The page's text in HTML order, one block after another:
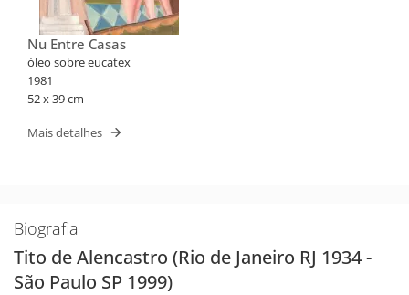
Nu Entre Casas
óleo sobre eucatex
1981
52 x 39 cm
Mais detalhes
Biografia
Tito de Alencastro (Rio de Janeiro RJ 1934 -
São Paulo SP 1999)